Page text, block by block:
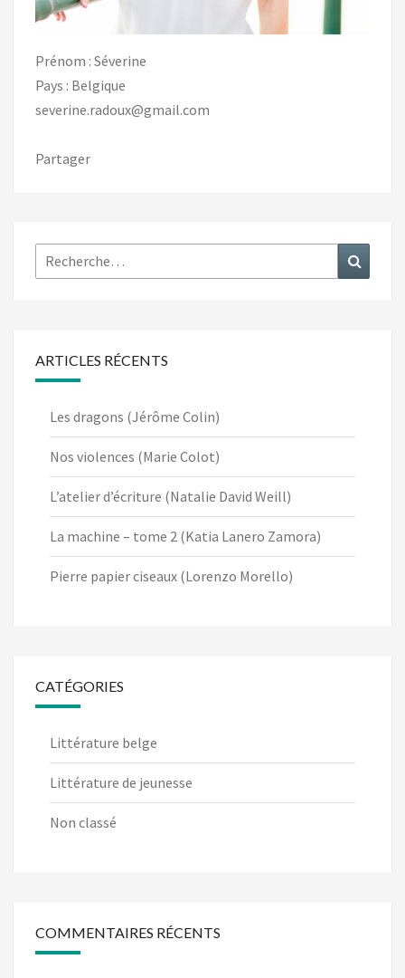
Prénom : Séverine
Pays : Belgique
severine.radoux@gmail.com
Partager
Rechercher :
ARTICLES RÉCENTS
Les dragons (Jérôme Colin)
Nos violences (Marie Colot)
L’atelier d’écriture (Natalie David Weill)
La machine – tome 2 (Katia Lanero Zamora)
Pierre papier ciseaux (Lorenzo Morello)
CATÉGORIES
Littérature belge
Littérature de jeunesse
Non classé
COMMENTAIRES RÉCENTS